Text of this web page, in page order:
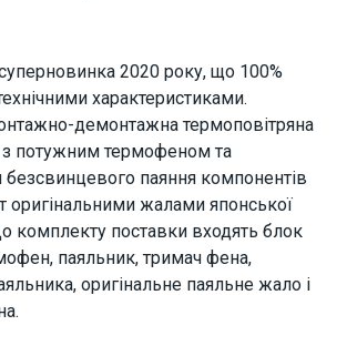
2020 року, що 100%
характеристиками.
демонтажна термоповітряна
з потужним термофеном та
паяння компонентів
оригінальними жалами японської
комплекту поставки входять блок
паяльник, тримач фена,
оригінальне паяльне жало і